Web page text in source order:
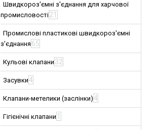
Швидкороз'ємні з'єднання для харчової
промисловості21
Промислові пластикові швидкороз'ємні
з'єднання 65
Кульові клапани 32
Засувки4
Клапани-метелики (заслінки)4
Гігієнічні клапани 1